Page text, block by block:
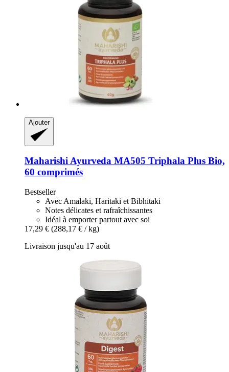
Ajouter
Maharishi Ayurveda MA505 Triphala Plus Bio,
60 comprimés
Bestseller
Avec Amalaki, Haritaki et Bibhitaki
Notes délicates et rafraîchissantes
Idéal à emporter partout avec soi
17,29 € (288,17 € / kg)
Livraison jusqu'au 17 août